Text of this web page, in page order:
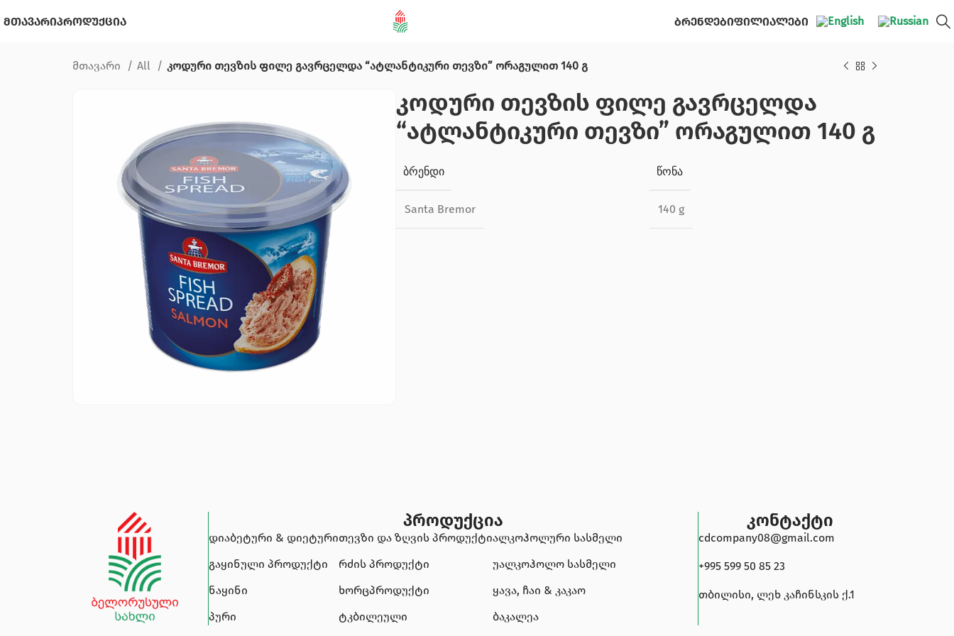
მთავარიპროდუქცია ბრენდებიფილიალები
მთავარი All კოდური თევზის ფილე გავრცელდა “ატლანტიკური თევზი” ორაგულით 140 გ
კოდური თევზის ფილე გავრცელდა
“ატლანტიკური თევზი” ორაგულით 140 გ
ᲑᲠᲔᲜᲓᲘ
Santa Bremor
ᲬᲝᲜᲐ
140 g
პროდუქცია
დიაბეტური & დიეტური
გაყინული პროდუქტი
ნაყინი
პური
თევზი და ზღვის პროდუქტი
რძის პროდუქტი
ხორცპროდუქტი
ტკბილეული
ალკოჰოლური სასმელი
უალკოჰოლო სასმელი
ყავა, ჩაი & კაკაო
ბაკალეა
კონტაქტი
cdcompany08@gmail.com
+995 599 50 85 23
თბილისი, ლეხ კაჩინსკის ქ.1